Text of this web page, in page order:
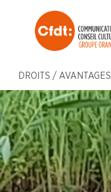
DROITS / AVANTAGES